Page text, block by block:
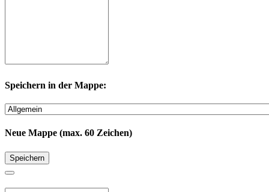
Speichern in der Mappe:
Neue Mappe (max. 60 Zeichen)
Speichern